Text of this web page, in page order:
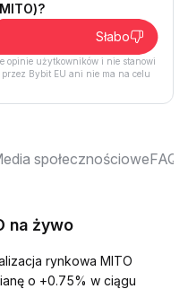
Słabo
opinie użytkowników i nie stanowi
Bybit EU ani nie ma na celu
społecznościoweFAQ
na żywo
rynkowa MITO
o +0.75% w ciągu